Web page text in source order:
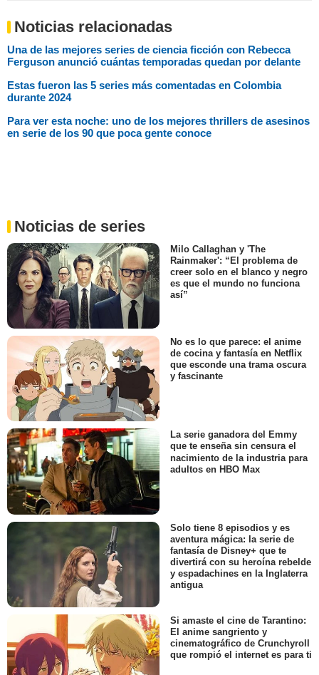
Noticias relacionadas
Una de las mejores series de ciencia ficción con Rebecca
Ferguson anunció cuántas temporadas quedan por delante
Estas fueron las 5 series más comentadas en Colombia
durante 2024
Para ver esta noche: uno de los mejores thrillers de asesinos
en serie de los 90 que poca gente conoce
Noticias de series
Milo Callaghan y 'The
Rainmaker': “El problema de
creer solo en el blanco y negro
es que el mundo no funciona
así”
No es lo que parece: el anime
de cocina y fantasía en Netflix
que esconde una trama oscura
y fascinante
La serie ganadora del Emmy
que te enseña sin censura el
nacimiento de la industria para
adultos en HBO Max
Solo tiene 8 episodios y es
aventura mágica: la serie de
fantasía de Disney+ que te
divertirá con su heroína rebelde
y espadachines en la Inglaterra
antigua
Si amaste el cine de Tarantino:
El anime sangriento y
cinematográfico de Crunchyroll
que rompió el internet es para ti